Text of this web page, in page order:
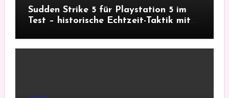
Sudden Strike 5 für Playstation 5 im
Test – historische Echtzeit-Taktik mit